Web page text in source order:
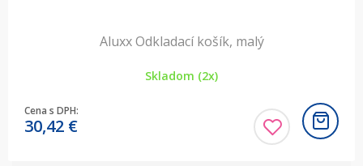
Aluxx Odkladací košík, malý
Skladom (2x)
Cena s DPH:
30,42 €